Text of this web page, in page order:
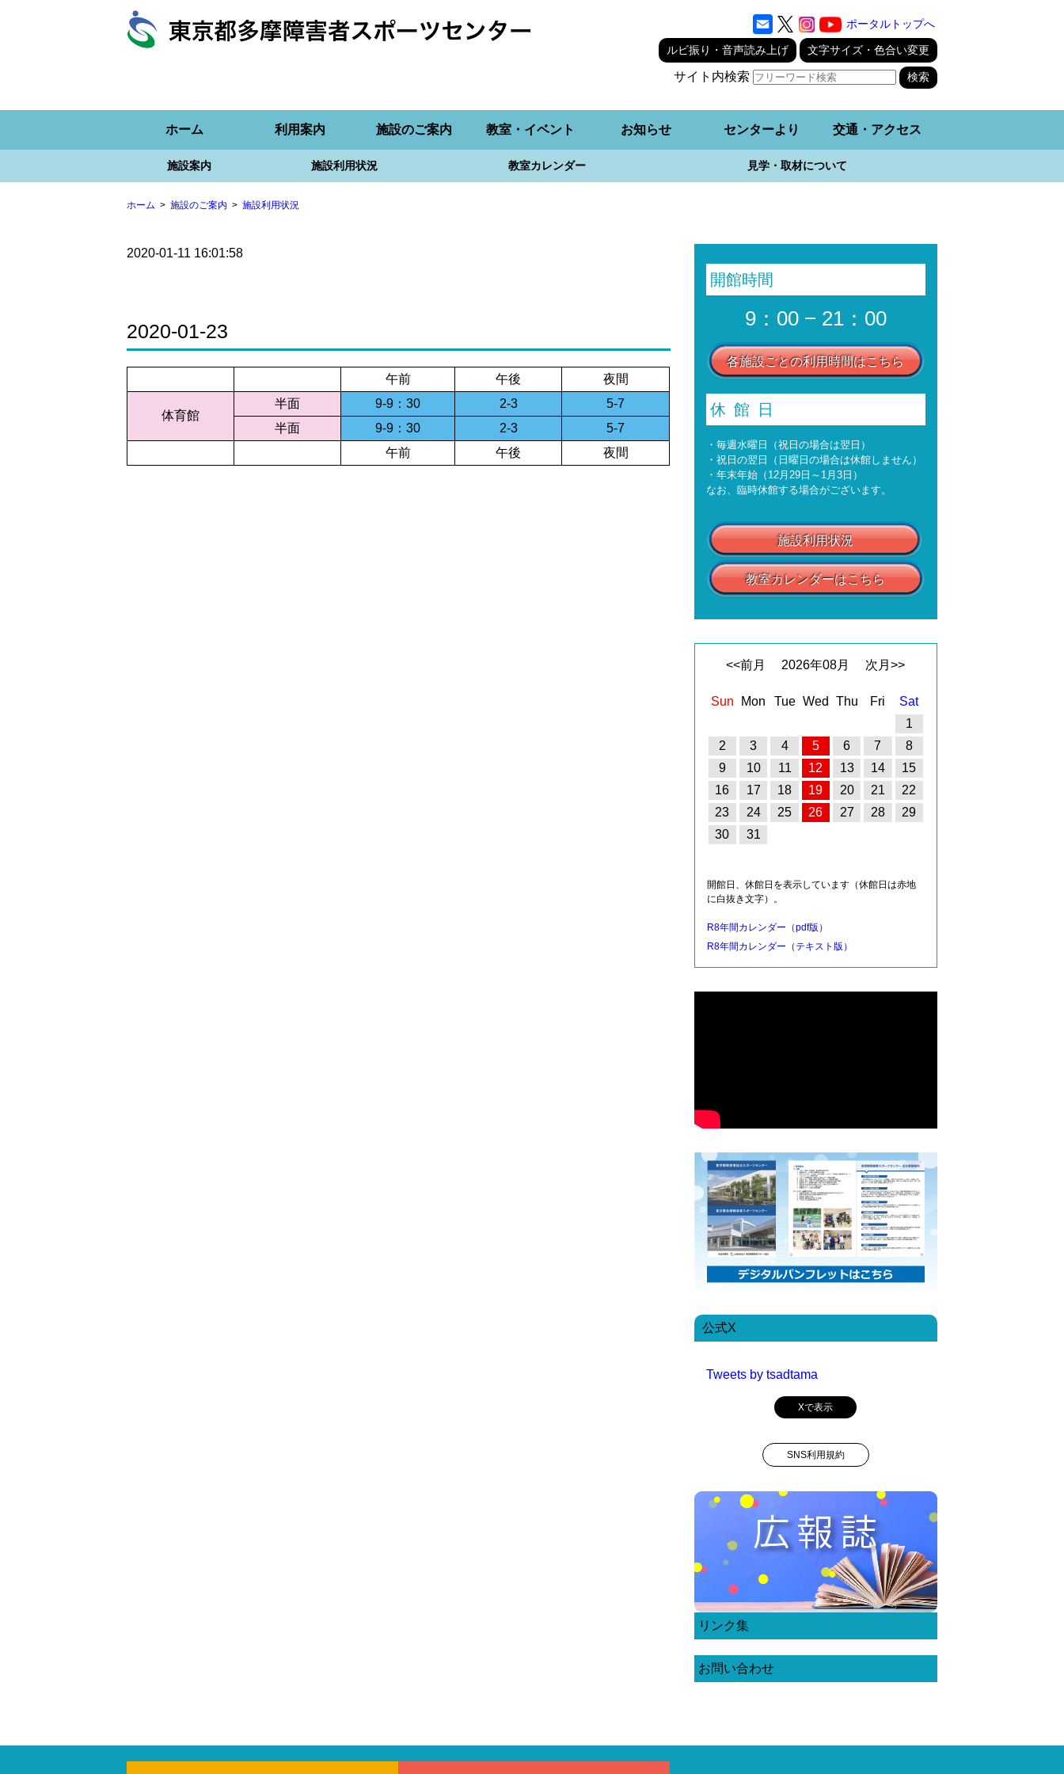
ポータルトップへ
ルビ振り・音声読み上げ 文字サイズ・色合い変更
サイト内検索
ホーム 利用案内 施設のご案内 教室・イベント お知らせ センターより 交通・アクセス
施設案内 施設利用状況 教室カレンダー 見学・取材について
ホーム 施設のご案内 施設利用状況
2020-01-11 16:01:58
2020-01-23
午前 午後 夜間
体育館
半面 9-9：30 2-3
5-7
半面
9-9：30 2-3
5-7
午前
午後 夜間
開館時間
9：00 − 21：00
各施設ごとの利用時間はこちら
休館日
・毎週水曜日（祝日の場合は翌日）
・祝日の翌日（日曜日の場合は休館しません）
・年末年始（12月29日～1月3日）
なお、臨時休館する場合がございます。
施設利用状況
教室カレンダーはこちら
<<前月 2026年08月 次月>>
Sun Mon Tue Wed Thu Fri
Sat
1
2
3 4 5 6 7
8
9
10 11 12 13 14
15
16
17 18 19 20 21
22
23
24 25 26 27 28
29
30
31
開館日、休館日を表示しています（休館日は赤地
に白抜き文字）。
R8年間カレンダー（pdf版）
R8年間カレンダー（テキスト版）
公式X
Tweets by tsadtama
Xで表示
SNS利用規約
リンク集
お問い合わせ